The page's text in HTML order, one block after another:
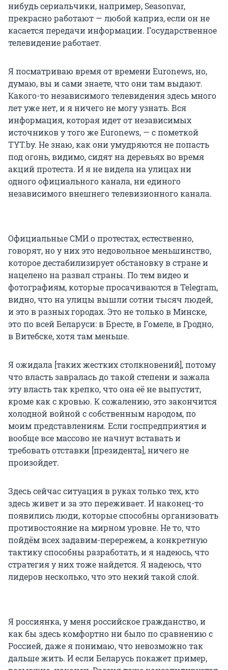
нибудь сериальчики, например, Seasonvar,
прекрасно работают — любой каприз, если он не
касается передачи информации. Государственное
телевидение работает.
Я посматриваю время от времени Euronews, но,
думаю, вы и сами знаете, что они там выдают.
Какого-то независимого телевидения здесь много
лет уже нет, и я ничего не могу узнать. Вся
информация, которая идет от независимых
источников у того же Euronews, — с пометкой
TYT.by. Не знаю, как они умудряются не попасть
под огонь, видимо, сидят на деревьях во время
акций протеста. И я не видела на улицах ни
одного официального канала, ни единого
независимого внешнего телевизионного канала.
Официальные СМИ о протестах, естественно,
говорят, но у них это недовольное меньшинство,
которое дестабилизирует обстановку в стране и
нацелено на развал страны. По тем видео и
фотографиям, которые просачиваются в Telegram,
видно, что на улицы вышли сотни тысяч людей,
и это в разных городах. Это не только в Минске,
это по всей Беларуси: в Бресте, в Гомеле, в Гродно,
в Витебске, хотя там меньше.
Я ожидала [таких жестких столкновений], потому
что власть завралась до такой степени и зажала
эту власть так крепко, что она её не выпустит,
кроме как с кровью. К сожалению, это закончится
холодной войной с собственным народом, по
моим представлениям. Если госпредприятия и
вообще все массово не начнут вставать и
требовать отставки [президента], ничего не
произойдет.
Здесь сейчас ситуация в руках только тех, кто
здесь живет и за это переживает. И наконец-то
появились люди, которые способны организовать
противостояние на мирном уровне. Не то, что
пойдём всех задавим-перережем, а конкретную
тактику способны разработать, и я надеюсь, что
стратегия у них тоже найдется. Я надеюсь, что
лидеров несколько, что это некий такой слой.
Я россиянка, у меня российское гражданство, и
как бы здесь комфортно ни было по сравнению с
Россией, даже я понимаю, что невозможно так
дальше жить. И если Беларусь покажет пример,